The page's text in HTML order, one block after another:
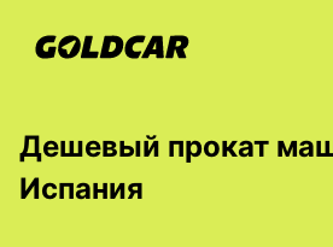
Дешевый прокат
Испания